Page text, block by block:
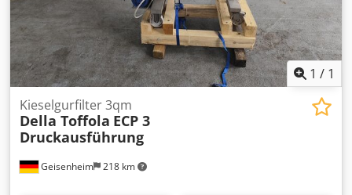
1 / 1
Geisenheim 218 km
Kieselgurfilter 3qm
Della Toffola ECP 3
Druckausführung